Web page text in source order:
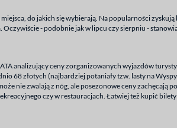
do jakich się wybierają. Na popularności
- podobnie jak w lipcu czy sierpniu -
analizujący ceny zorganizowanych wyjazdów
68 złotych (najbardziej potaniały tzw. lasty na
nie zwalają z nóg, ale posezonowe ceny zachęcają
czy w restauracjach. Łatwiej też kupić